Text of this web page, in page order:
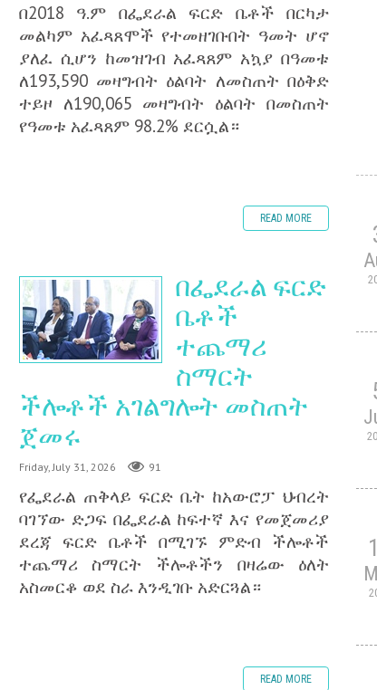
በ2018 ዓ.ም በፌደራል ፍርድ ቤቶች በርካታ
መልካም አፈጻጸሞች የተመዘገቡበት ዓመት ሆኖ
ያለፈ ሲሆን ከመዝገብ አፈጻጸም አኳያ በዓመቱ
ለ193,590 መዛግብት ዕልባት ለመስጠት በዕቅድ
ተይዞ ለ190,065 መዛግብት ዕልባት በመስጠት
የዓመቱ አፈጻጸም 98.2% ደርሷል።
READ MORE
በፌደራል ፍርድ
ቤቶች
ተጨማሪ
ስማርት
ችሎቶች አገልግሎት መስጠት
ጀመሩ
Friday, July 31, 2026 91
የፌደራል ጠቅላይ ፍርድ ቤት ከአውሮፓ ህብረት
ባገኘው ድጋፍ በፌደራል ከፍተኛ እና የመጀመሪያ
ደረጃ ፍርድ ቤቶች በሚገኙ ምድብ ችሎቶች
ተጨማሪ ስማርት ችሎቶችን በዛሬው ዕለት
አስመርቆ ወደ ስራ እንዲገቡ አድርጓል።
READ MORE